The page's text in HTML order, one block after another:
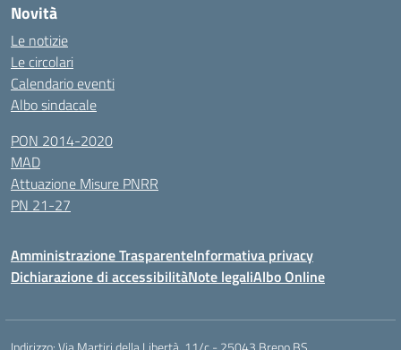
Novità
Le notizie
Le circolari
Calendario eventi
Albo sindacale
PON 2014-2020
MAD
Attuazione Misure PNRR
PN 21-27
Amministrazione TrasparenteInformativa privacy
Dichiarazione di accessibilitàNote legaliAlbo Online